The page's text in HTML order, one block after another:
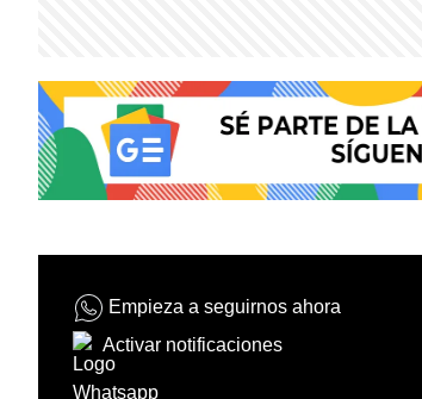
Empieza a seguirnos ahora
Activar notificaciones